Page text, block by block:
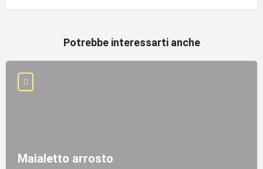
Potrebbe interessarti anche
Maialetto arrosto